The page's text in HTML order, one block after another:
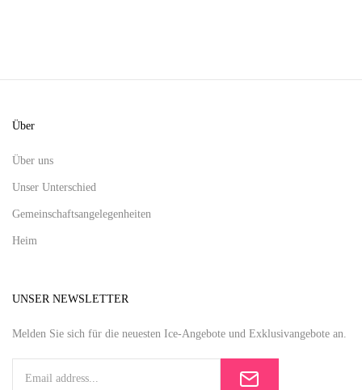
Über
Über uns
Unser Unterschied
Gemeinschaftsangelegenheiten
Heim
UNSER NEWSLETTER
Melden Sie sich für die neuesten Ice-Angebote und Exklusivangebote an.